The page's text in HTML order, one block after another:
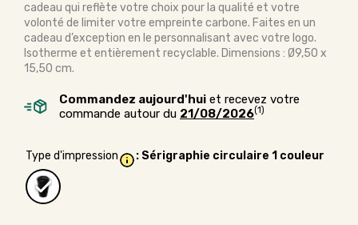
cadeau qui reflète votre choix pour la qualité et votre
volonté de limiter votre empreinte carbone. Faites en un
cadeau d’exception en le personnalisant avec votre logo.
Isotherme et entièrement recyclable. Dimensions : Ø9,50 x
15,50 cm.
Commandez aujourd'hui et recevez votre
commande autour du 21/08/2026(1)
Type d'impression : Sérigraphie circulaire 1 couleur